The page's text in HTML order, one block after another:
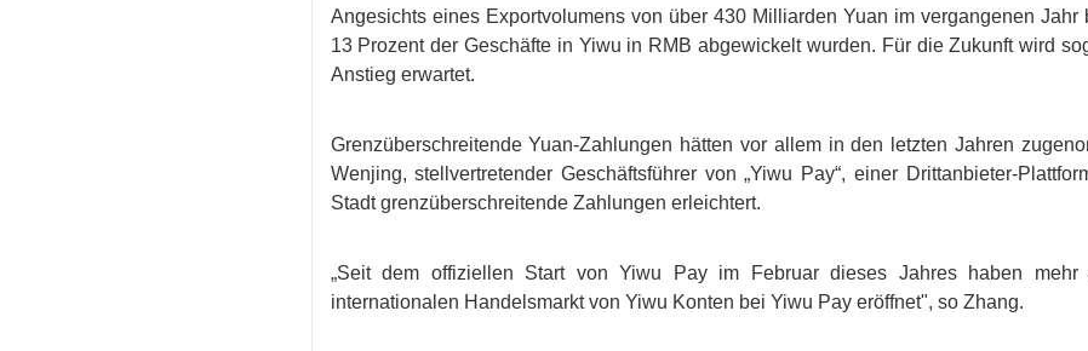
Angesichts eines Exportvolumens von über 430 Milliarden Yuan im vergangenen Jahr
13 Prozent der Geschäfte in Yiwu in RMB abgewickelt wurden. Für die Zukunft wird
Anstieg erwartet.
Grenzüberschreitende Yuan-Zahlungen hätten vor allem in den letzten Jahren
Wenjing, stellvertretender Geschäftsführer von „Yiwu Pay“, einer Drittanbieter-
Stadt grenzüberschreitende Zahlungen erleichtert.
„Seit dem offiziellen Start von Yiwu Pay im Februar dieses Jahres haben
internationalen Handelsmarkt von Yiwu Konten bei Yiwu Pay eröffnet", so Zhang.